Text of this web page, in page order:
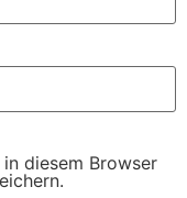
diesem Browser